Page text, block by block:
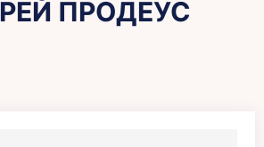
ПРОДЕУС